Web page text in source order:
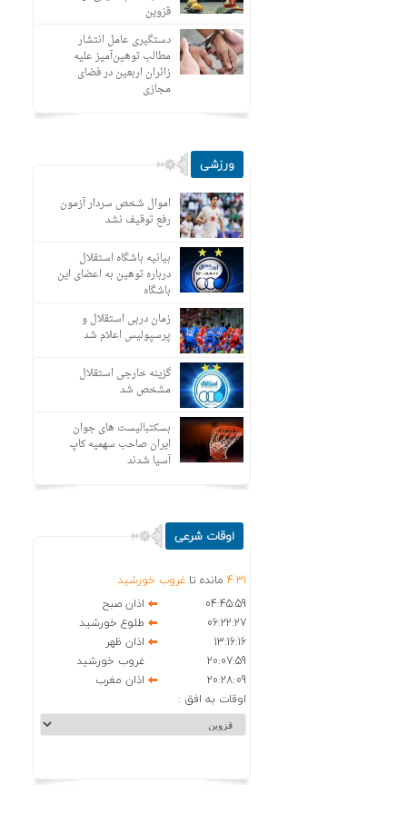
قزوین
دستگیری عامل انتشار
مطالب توهین‌آمیز علیه
زائران اربعین در فضای
مجازی
ورزشی
اموال شخص سردار آزمون
رفع توقیف نشد
بیانیه باشگاه استقلال
درباره توهین به اعضای این
باشگاه
زمان دربی استقلال و
پرسپولیس اعلام شد
گزینه خارجی استقلال
مشخص شد
بسکتبالیست های جوان
ایران صاحب سهمیه کاپ
آسیا شدند
اوقات شرعی
4:31 مانده تا غروب خورشید
04:45:59
اذان صبح
06:22:27
طلوع خورشید
13:16:16
اذان ظهر
20:07:59
غروب خورشید
20:28:09
اذان مغرب
اوقات به افق :